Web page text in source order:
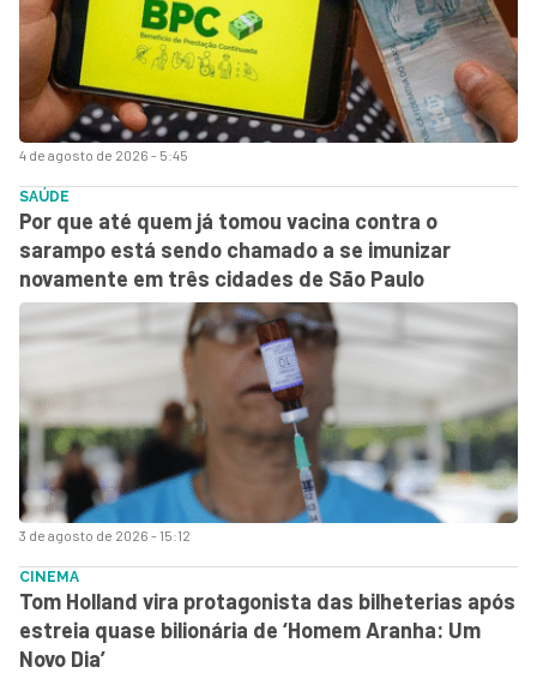
4 de agosto de 2026 - 5:45
3 de agosto de 2026 - 15:12
SAÚDE
Por que até quem já tomou vacina contra o
sarampo está sendo chamado a se imunizar
novamente em três cidades de São Paulo
CINEMA
Tom Holland vira protagonista das bilheterias após
estreia quase bilionária de ‘Homem Aranha: Um
Novo Dia’